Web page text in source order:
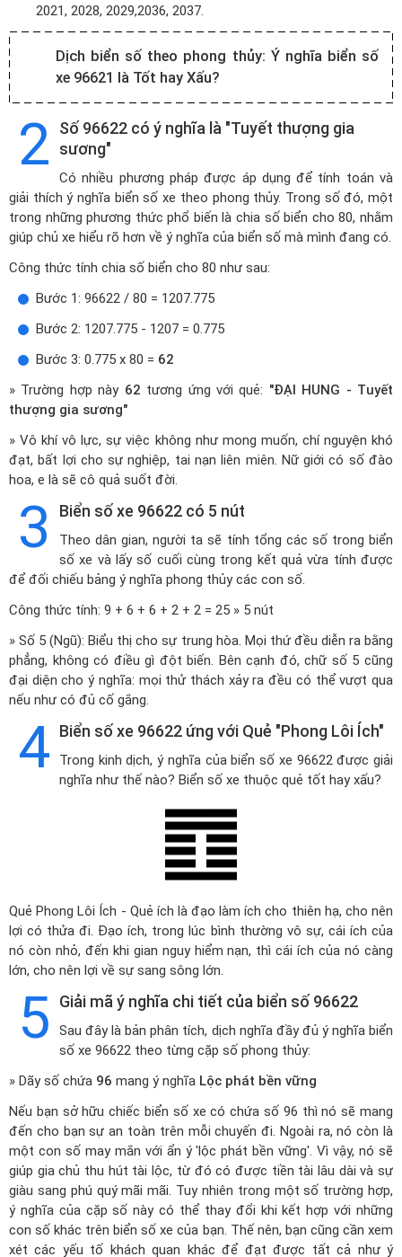
2021, 2028, 2029,2036, 2037.
Dịch biển số theo phong thủy: Ý nghĩa biển số
xe 96621 là Tốt hay Xấu?
2
Số 96622 có ý nghĩa là "Tuyết thượng gia
sương"
Có nhiều phương pháp được áp dụng để tính toán và
giải thích ý nghĩa biển số xe theo phong thủy. Trong số đó, một
trong những phương thức phổ biến là chia số biển cho 80, nhằm
giúp chủ xe hiểu rõ hơn về ý nghĩa của biển số mà mình đang có.
Công thức tính chia số biển cho 80 như sau:
Bước 1: 96622 / 80 = 1207.775
Bước 2: 1207.775 - 1207 = 0.775
Bước 3: 0.775 x 80 = 62
» Trường hợp này 62 tương ứng với quẻ: "ĐẠI HUNG - Tuyết
thượng gia sương"
» Vô khí vô lực, sự việc không như mong muốn, chí nguyện khó
đạt, bất lợi cho sự nghiệp, tai nạn liên miên. Nữ giới có số đào
hoa, e là sẽ cô quả suốt đời.
3 Biển số xe 96622 có 5 nút
Theo dân gian, người ta sẽ tính tổng các số trong biển
số xe và lấy số cuối cùng trong kết quả vừa tính được
để đối chiếu bảng ý nghĩa phong thủy các con số.
Công thức tính: 9 + 6 + 6 + 2 + 2 = 25 » 5 nút
» Số 5 (Ngũ): Biểu thị cho sự trung hòa. Mọi thứ đều diễn ra bằng
phẳng, không có điều gì đột biến. Bên cạnh đó, chữ số 5 cũng
đại diện cho ý nghĩa: mọi thử thách xảy ra đều có thể vượt qua
nếu như có đủ cố gắng.
4 Biển số xe 96622 ứng với Quẻ "Phong Lôi Ích"
Trong kinh dịch, ý nghĩa của biển số xe 96622 được giải
nghĩa như thế nào? Biển số xe thuộc quẻ tốt hay xấu?
Quẻ Phong Lôi Ích - Quẻ ích là đạo làm ích cho thiên hạ, cho nên
lợi có thửa đi. Đạo ích, trong lúc bình thường vô sự, cái ích của
nó còn nhỏ, đến khi gian nguy hiểm nạn, thì cái ích của nó càng
lớn, cho nên lợi về sự sang sông lớn.
5 Giải mã ý nghĩa chi tiết của biển số 96622
Sau đây là bản phân tích, dịch nghĩa đầy đủ ý nghĩa biển
số xe 96622 theo từng cặp số phong thủy:
» Dãy số chứa 96 mang ý nghĩa Lộc phát bền vững
Nếu bạn sở hữu chiếc biển số xe có chứa số 96 thì nó sẽ mang
đến cho bạn sự an toàn trên mỗi chuyến đi. Ngoài ra, nó còn là
một con số may mắn với ẩn ý 'lộc phát bền vững'. Vì vậy, nó sẽ
giúp gia chủ thu hút tài lộc, từ đó có được tiền tài lâu dài và sự
giàu sang phú quý mãi mãi. Tuy nhiên trong một số trường hợp,
ý nghĩa của cặp số này có thể thay đổi khi kết hợp với những
con số khác trên biển số xe của bạn. Thế nên, bạn cũng cần xem
xét các yếu tố khách quan khác để đạt được tất cả như ý